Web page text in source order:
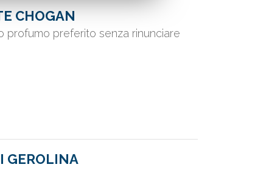
CHOGAN
profumo preferito senza rinunciare
GEROLINA